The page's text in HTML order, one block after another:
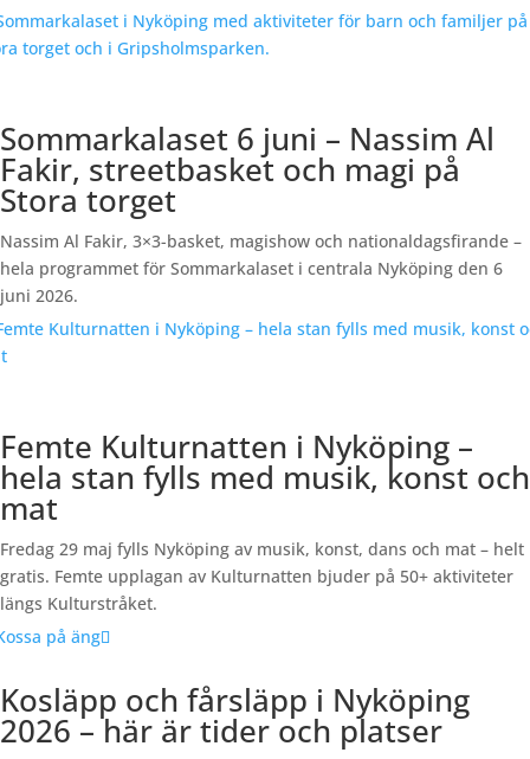
Sommarkalaset 6 juni – Nassim Al
Fakir, streetbasket och magi på
Stora torget
Nassim Al Fakir, 3×3-basket, magishow och nationaldagsfirande –
hela programmet för Sommarkalaset i centrala Nyköping den 6
juni 2026.
Femte Kulturnatten i Nyköping –
hela stan fylls med musik, konst och
mat
Fredag 29 maj fylls Nyköping av musik, konst, dans och mat – helt
gratis. Femte upplagan av Kulturnatten bjuder på 50+ aktiviteter
längs Kulturstråket.
Kosläpp och fårsläpp i Nyköping
2026 – här är tider och platser